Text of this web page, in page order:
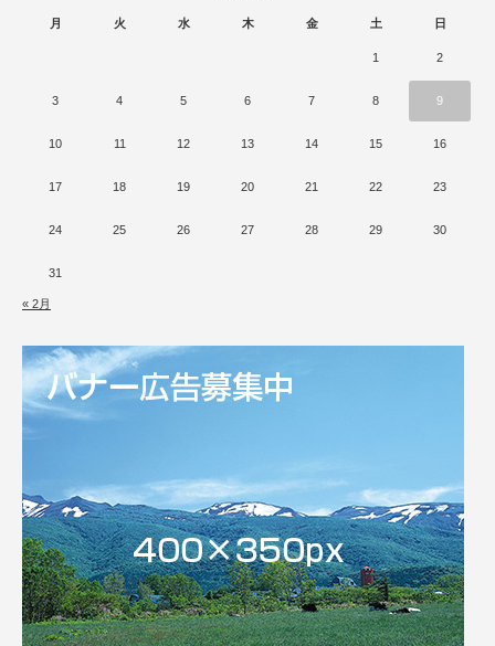
月 火 水 木 金 土 日
1 2
3 4 5 6 7 8 9
10 11 12 13 14 15 16
17 18 19 20 21 22 23
24 25 26 27 28 29 30
31
« 2月